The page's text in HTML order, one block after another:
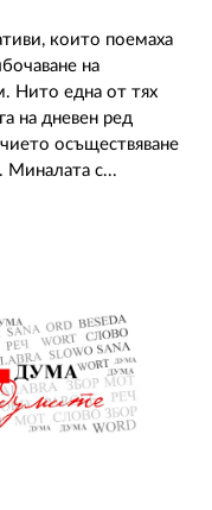
които поемаха
на
Нито една от тях
на дневен ред
осъществяване
Миналата с...